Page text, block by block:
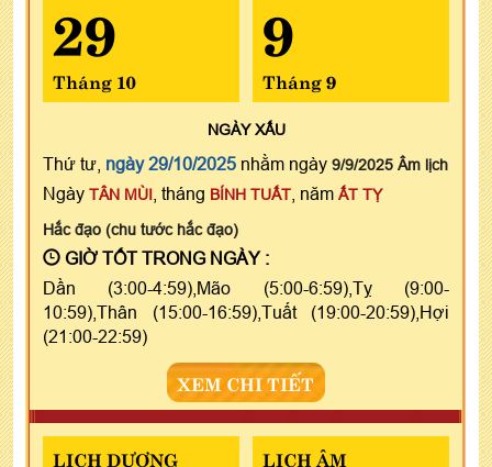
29
Tháng 10
9
Tháng 9
NGÀYXẤU
Thứ tư, ngày 29/10/2025 nhằm ngày 9/9/2025 Âm lịch
Ngày TÂN MÙI , tháng BÍNH TUẤT , năm ẤT TỴ
Hắc đạo (chu tước hắc đạo)
GIỜ TỐT TRONG NGÀY :
Dần (3:00-4:59),Mão (5:00-6:59),Tỵ (9:00-
10:59),Thân (15:00-16:59),Tuất (19:00-20:59),Hợi
(21:00-22:59)
XEM CHI TIẾT
LỊCH DƯƠNG LỊCH ÂM